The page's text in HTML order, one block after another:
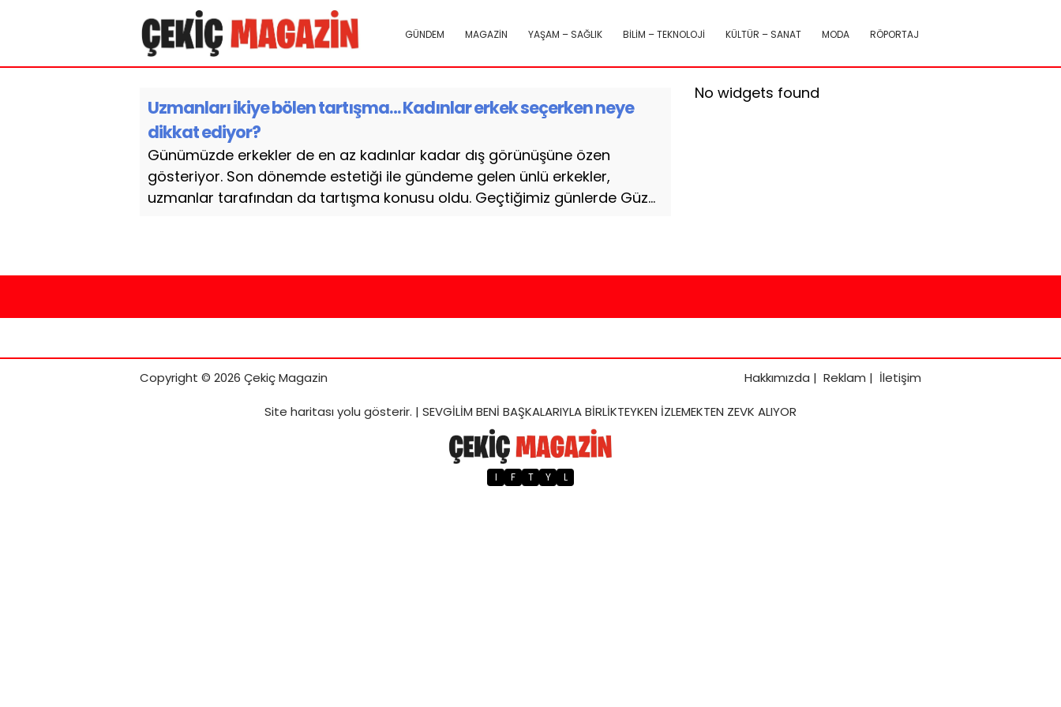
GÜNDEM MAGAZİN YAŞAM – SAĞLIK BİLİM – TEKNOLOJİ KÜLTÜR – SANAT MODA RÖPORTAJ
Uzmanları ikiye bölen tartışma… Kadınlar erkek seçerken neye
dikkat ediyor?
Günümüzde erkekler de en az kadınlar kadar dış görünüşüne özen
gösteriyor. Son dönemde estetiği ile gündeme gelen ünlü erkekler,
uzmanlar tarafından da tartışma konusu oldu. Geçtiğimiz günlerde Güz...
No widgets found
Copyright © 2026 Çekiç Magazin Hakkımızda | Reklam | İletişim
Site haritasıyolu gösterir. | SEVGİLİM BENİ BAŞKALARIYLA BİRLİKTEYKEN İZLEMEKTEN ZEVK ALIYOR
I F T Y L